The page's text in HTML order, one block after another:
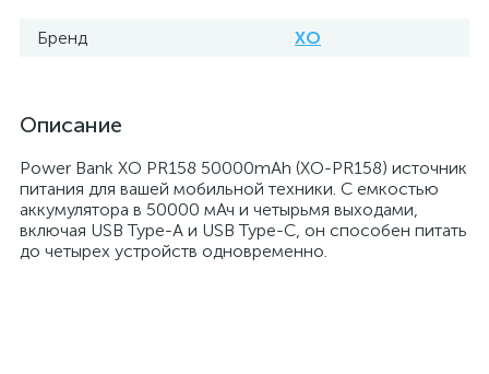
Бренд XO
Описание
Power Bank XO PR158 50000mAh (XO-PR158) источник
питания для вашей мобильной техники. С емкостью
аккумулятора в 50000 мАч и четырьмя выходами,
включая USB Type-A и USB Type-C, он способен питать
до четырех устройств одновременно.